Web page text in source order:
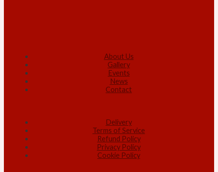
About Us
Gallery
Events
News
Contact
Delivery
Terms of Service
Refund Policy
Privacy Policy
Cookie Policy